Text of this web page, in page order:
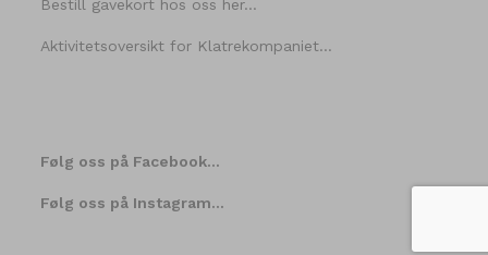
Bestill gavekort hos oss her…
Aktivitetsoversikt for Klatrekompaniet…
Følg oss på Facebook…
Følg oss på Instagram…